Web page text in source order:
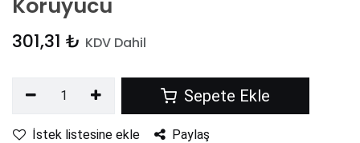
Koruyucu
301,31 ₺ KDV Dahil
Sepete Ekle
İstek listesine ekle Paylaş